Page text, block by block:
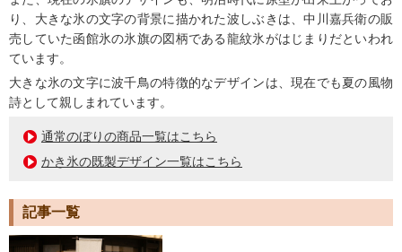
り、大きな氷の文字の背景に描かれた波しぶきは、中川嘉兵衛の販
売していた函館氷の氷旗の図柄である龍紋氷がはじまりだといわれ
ています。
大きな氷の文字に波千鳥の特徴的なデザインは、現在でも夏の風物
詩として親しまれています。
通常のぼりの商品一覧はこちら
かき氷の既製デザイン一覧はこちら
記事一覧